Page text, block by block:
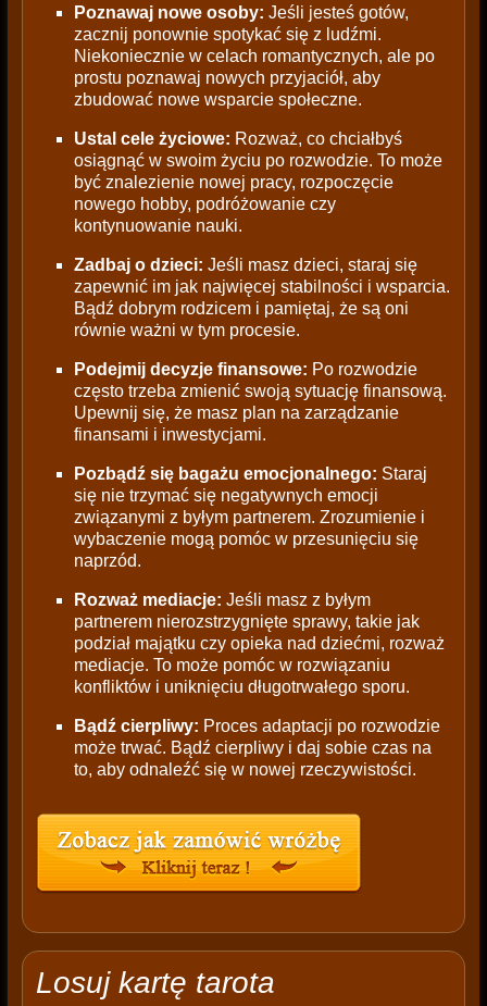
Poznawaj nowe osoby: Jeśli jesteś gotów,
zacznij ponownie spotykać się z ludźmi.
Niekoniecznie w celach romantycznych, ale po
prostu poznawaj nowych przyjaciół, aby
zbudować nowe wsparcie społeczne.
Ustal cele życiowe: Rozważ, co chciałbyś
osiągnąć w swoim życiu po rozwodzie. To może
być znalezienie nowej pracy, rozpoczęcie
nowego hobby, podróżowanie czy
kontynuowanie nauki.
Zadbaj o dzieci: Jeśli masz dzieci, staraj się
zapewnić im jak najwięcej stabilności i wsparcia.
Bądź dobrym rodzicem i pamiętaj, że są oni
równie ważni w tym procesie.
Podejmij decyzje finansowe: Po rozwodzie
często trzeba zmienić swoją sytuację finansową.
Upewnij się, że masz plan na zarządzanie
finansami i inwestycjami.
Pozbądź się bagażu emocjonalnego: Staraj
się nie trzymać się negatywnych emocji
związanymi z byłym partnerem. Zrozumienie i
wybaczenie mogą pomóc w przesunięciu się
naprzód.
Rozważ mediacje: Jeśli masz z byłym
partnerem nierozstrzygnięte sprawy, takie jak
podział majątku czy opieka nad dziećmi, rozważ
mediacje. To może pomóc w rozwiązaniu
konfliktów i uniknięciu długotrwałego sporu.
Bądź cierpliwy: Proces adaptacji po rozwodzie
może trwać. Bądź cierpliwy i daj sobie czas na
to, aby odnaleźć się w nowej rzeczywistości.
Losuj kartę tarota